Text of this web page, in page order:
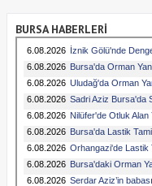
BURSA HABERLERİ